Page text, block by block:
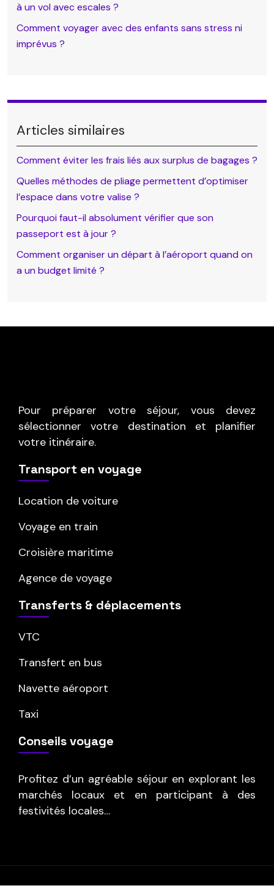
à un vol avec escales ?
Comment voyager avec des enfants sans stress ni
imprévus ?
Articles similaires
Comment éviter les frais liés aux surplus de bagages ?
Quelles méthodes de pliage permettent d’optimiser
l’espace dans votre valise ?
Pourquoi faut-il absolument vérifier que son
passeport est à jour ?
Comment organiser un départ à l’aéroport quand on
a un budget limité ?
Pour préparer votre séjour, vous devez
sélectionner votre destination et planifier
votre itinéraire.
Transport en voyage
Location de voiture
Voyage en train
Croisière maritime
Agence de voyage
Transferts & déplacements
VTC
Transfert en bus
Navette aéroport
Taxi
Conseils voyage
Profitez d’un agréable séjour en explorant les
marchés locaux et en participant à des
festivités locales…